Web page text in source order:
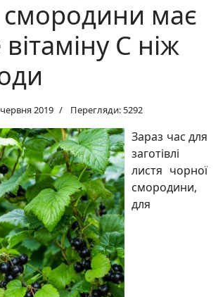
смородини має
С ніж
2019 Перегляди: 5292
Зараз час для
заготівлі
листя чорної
смородини,
для